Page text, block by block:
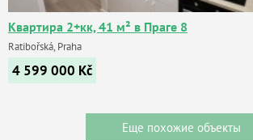
Квартира 2+кк, 41 м² в Праге 8
Ratibořská, Praha
4 599 000 Kč
Еще похожие объекты